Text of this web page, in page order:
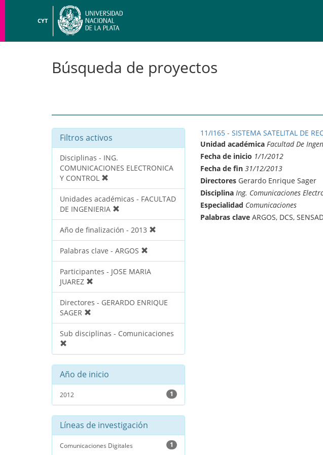
CYT
Búsqueda de proyectos
Filtros activos
Disciplinas - ING.
COMUNICACIONES ELECTRONICA
Y CONTROL
Unidades académicas - FACULTAD
DE INGENIERIA
Año de finalización - 2013
Palabras clave - ARGOS
Participantes - JOSE MARIA
JUAREZ
Directores - GERARDO ENRIQUE
SAGER
Sub disciplinas - Comunicaciones
Año de inicio
2012 1
Líneas de investigación
Comunicaciones Digitales 1
11/I165 - SISTEMA SATELITAL DE
Unidad académica Facultad De
Fecha de inicio 1/1/2012
Fecha de fin 31/12/2013
DirectoresGerardo Enrique Sager
Disciplina Ing. Comunicaciones
Especialidad Comunicaciones
Palabras claveARGOS, DCS,